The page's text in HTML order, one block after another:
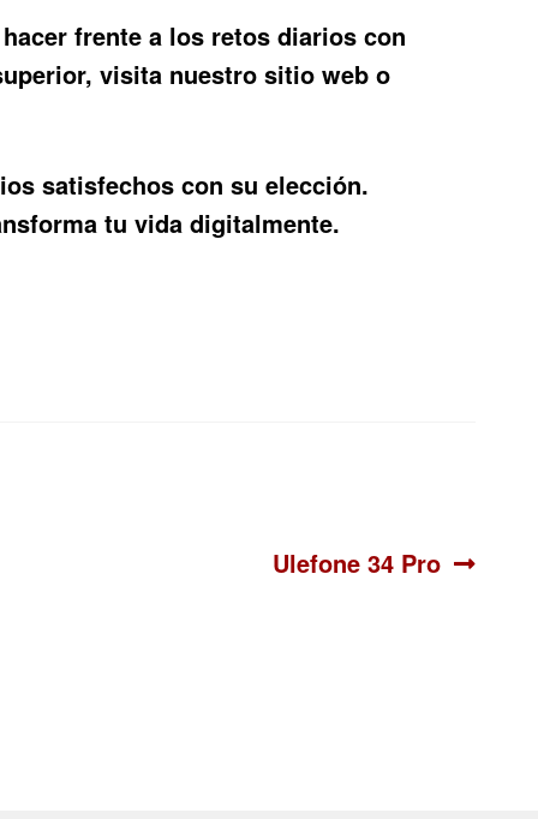
frente a los retos diarios con
visita nuestro sitio web o
satisfechos con su elección.
tu vida digitalmente.
Siguiente:
Ulefone 34 Pro